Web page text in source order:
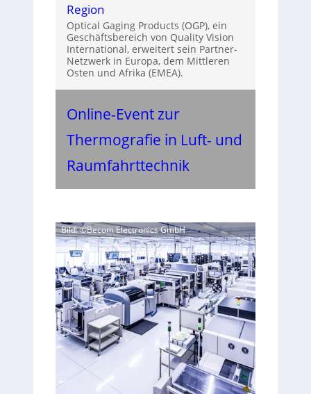
Region
Optical Gaging Products (OGP), ein
Geschäftsbereich von Quality Vision
International, erweitert sein Partner-
Netzwerk in Europa, dem Mittleren
Osten und Afrika (EMEA).
Online-Event zur
Thermografie in Luft- und
Raumfahrttechnik
Bild: ©Becom Electronics GmbH